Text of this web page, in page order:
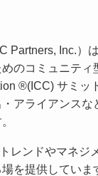
Partners, Inc.）
のコミュニティ
®(ICC) サミッ
アライアンスな
レンドやマネジ
を提供していま